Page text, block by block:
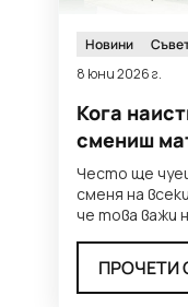
Новини
8 юни 2026 г.
Кога
смениш
Често ще
сменя на
че това важи
ПРОЧЕТИ